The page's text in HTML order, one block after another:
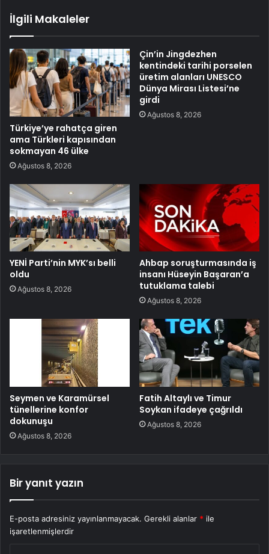
İlgili Makaleler
Türkiye’ye rahatça giren
ama Türkleri kapısından
sokmayan 46 ülke
Ağustos 8, 2026
Çin’in Jingdezhen
kentindeki tarihi porselen
üretim alanları UNESCO
Dünya Mirası Listesi’ne
girdi
Ağustos 8, 2026
YENİ Parti’nin MYK’sı belli
oldu
Ağustos 8, 2026
Ahbap soruşturmasında iş
insanı Hüseyin Başaran’a
tutuklama talebi
Ağustos 8, 2026
Seymen ve Karamürsel
tünellerine konfor
dokunuşu
Ağustos 8, 2026
Fatih Altaylı ve Timur
Soykan ifadeye çağrıldı
Ağustos 8, 2026
Bir yanıt yazın
E-posta adresiniz yayınlanmayacak. Gerekli alanlar * ile
işaretlenmişlerdir